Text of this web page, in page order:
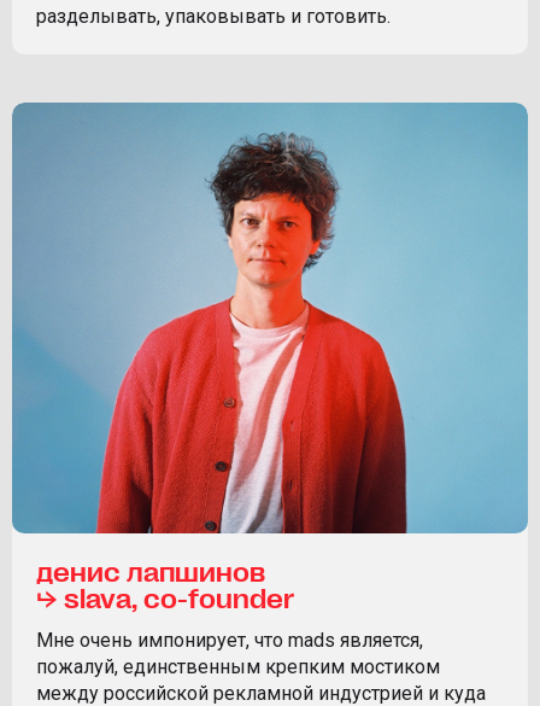
разделывать, упаковывать и готовить.
денис лапшинов
⮡ slava, co-founder
Мне очень импонирует, что mads является,
пожалуй, единственным крепким мостиком
между российской рекламной индустрией и куда